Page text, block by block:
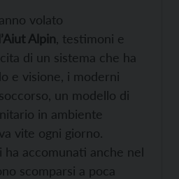
volato
Alpin , testimoni e
di un sistema che ha
e visione, i moderni
un modello di
in ambiente
vite ogni giorno.
accomunati anche nel
scomparsi a poca